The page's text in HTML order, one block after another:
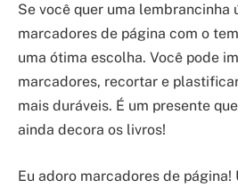
Se você quer uma lembrancinha
marcadores de página com o
uma ótima escolha. Você pode
marcadores, recortar e
mais duráveis. É um presente
ainda decora os livros!
Eu adoro marcadores de página!